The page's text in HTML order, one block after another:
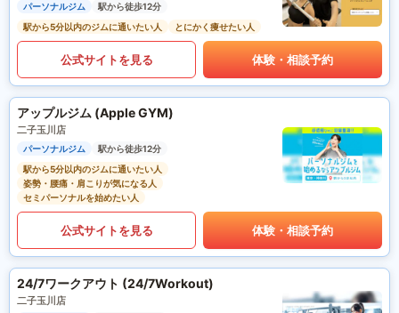
パーソナルジム
駅から徒歩12分
駅から5分以内のジムに通いたい人
とにかく痩せたい人
公式サイトを見る 体験・相談予約
アップルジム (Apple GYM)
二子玉川店
パーソナルジム
駅から徒歩12分
駅から5分以内のジムに通いたい人
姿勢・腰痛・肩こりが気になる人
セミパーソナルを始めたい人
公式サイトを見る 体験・相談予約
24/7ワークアウト (24/7Workout)
二子玉川店